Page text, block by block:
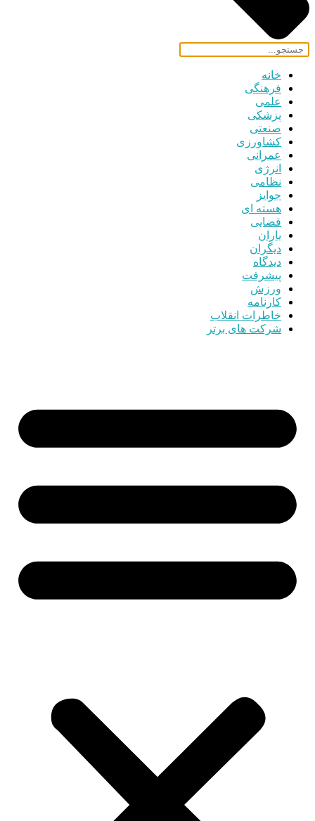
خانه
فرهنگی
علمی
پزشکی
صنعتی
کشاورزی
عمرانی
انرژی
نظامی
جوایز
هسته ای
قضایی
یاران
دیگران
دیدگاه
پیشرفت
ورزش
کارنامه
خاطرات انقلاب
شرکت های برتر